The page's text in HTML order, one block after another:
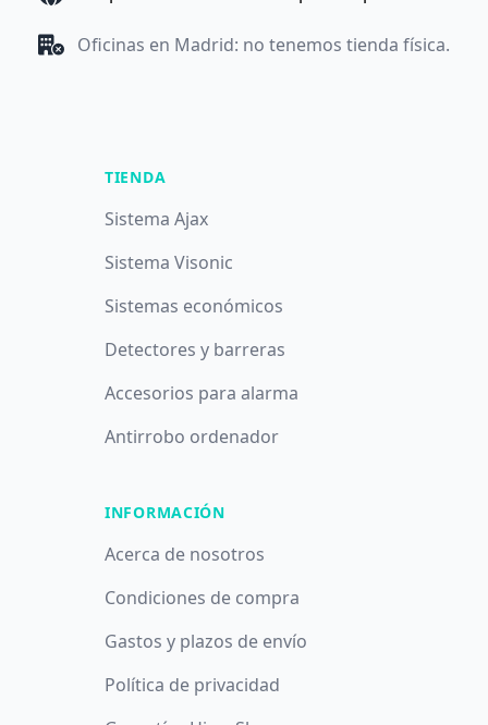
Oficinas en Madrid: no tenemos tienda física.
TIENDA
Sistema Ajax
Sistema Visonic
Sistemas económicos
Detectores y barreras
Accesorios para alarma
Antirrobo ordenador
INFORMACIÓN
Acerca de nosotros
Condiciones de compra
Gastos y plazos de envío
Política de privacidad